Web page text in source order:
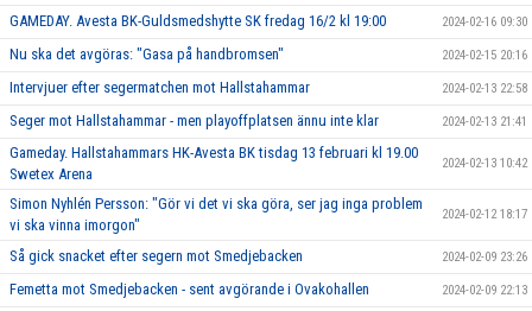
GAMEDAY. Avesta BK-Guldsmedshytte SK fredag 16/2 kl 19:00 2024-02-16 09:30
Nu ska det avgöras: "Gasa på handbromsen" 2024-02-15 20:16
Intervjuer efter segermatchen mot Hallstahammar 2024-02-13 22:58
Seger mot Hallstahammar - men playoffplatsen ännu inte klar 2024-02-13 21:41
Gameday. Hallstahammars HK-Avesta BK tisdag 13 februari kl 19.00
Swetex Arena
2024-02-13 10:42
Simon Nyhlén Persson: "Gör vi det vi ska göra, ser jag inga problem
vi ska vinna imorgon"
2024-02-12 18:17
Så gick snacket efter segern mot Smedjebacken 2024-02-09 23:26
Femetta mot Smedjebacken - sent avgörande i Ovakohallen 2024-02-09 22:13